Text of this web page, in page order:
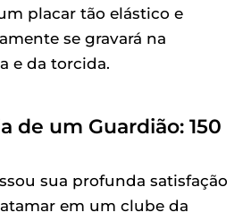
placar tão elástico e
se gravará na
e da torcida.
de um Guardião: 150
sua profunda satisfação
em um clube da